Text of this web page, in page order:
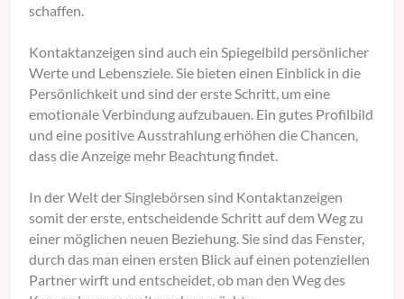
schaffen.
Kontaktanzeigen sind auch ein Spiegelbild persönlicher
Werte und Lebensziele. Sie bieten einen Einblick in die
Persönlichkeit und sind der erste Schritt, um eine
emotionale Verbindung aufzubauen. Ein gutes Profilbild
und eine positive Ausstrahlung erhöhen die Chancen,
dass die Anzeige mehr Beachtung findet.
In der Welt der Singlebörsen sind Kontaktanzeigen
somit der erste, entscheidende Schritt auf dem Weg zu
einer möglichen neuen Beziehung. Sie sind das Fenster,
durch das man einen ersten Blick auf einen potenziellen
Partner wirft und entscheidet, ob man den Weg des